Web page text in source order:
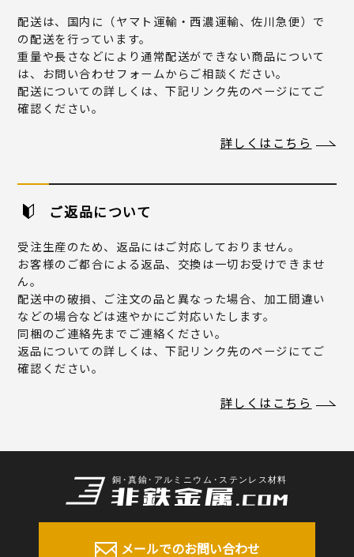
配送は、国内に（ヤマト運輸・西濃運輸、佐川急便）で
の配送を行っています。
重量や長さなどにより通常配送ができない商品について
は、お問い合わせフォームからご相談ください。
配送についての詳しくは、下記リンク先のページにてご
確認ください。
詳しくはこちら
ご返品について
受注生産のため、返品にはご対応しておりません。
お客様のご都合による返品、交換は一切お受けできませ
ん。
配送中の破損、ご注文の品と異なった場合、加工間違い
などの場合などは速やかにご対応いたします。
同梱のご連絡先までご連絡ください。
返品についての詳しくは、下記リンク先のページにてご
確認ください。
詳しくはこちら
メールでのお問い合わせ